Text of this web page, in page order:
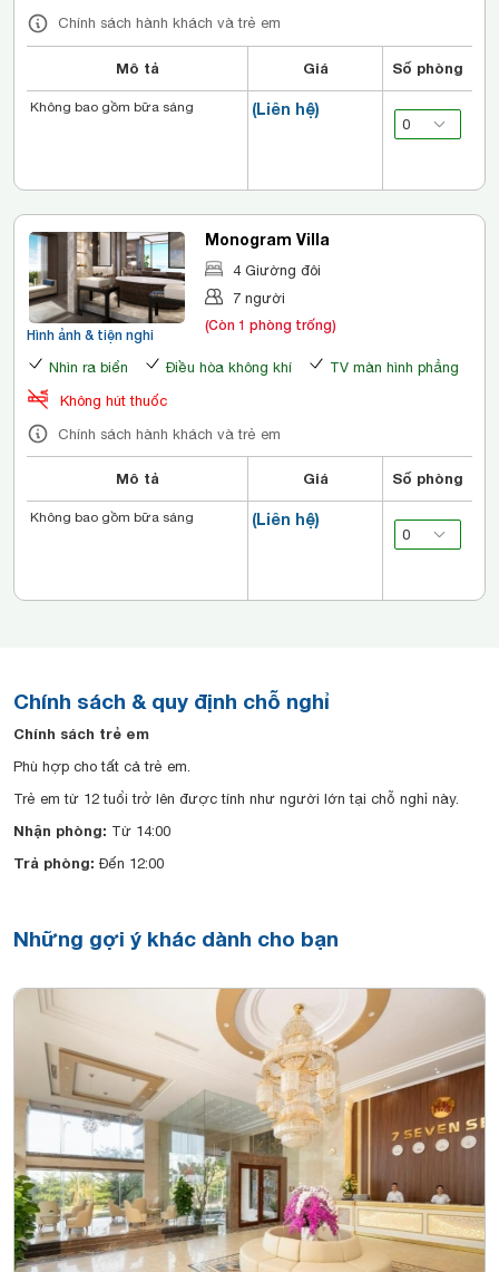
Chính sách hành khách và trẻ em
Mô tả Giá Số phòng
(Liên hệ)
Không bao gồm bữa sáng
Hình ảnh & tiện nghi
Monogram Villa
4 Giường đôi
7 người
(Còn 1 phòng trống)
Nhìn ra biển Điều hòa không khí
TV màn hình phẳng
Không hút thuốc
Chính sách hành khách và trẻ em
Mô tả Giá Số phòng
(Liên hệ)
Không bao gồm bữa sáng
Chính sách & quy định chỗ nghỉ
Chính sách trẻ em
Phù hợp cho tất cả trẻ em.
Trẻ em từ 12 tuổi trở lên được tính như người lớn tại chỗ nghỉ này.
Nhận phòng: Từ 14:00
Trả phòng: Đến 12:00
Những gợi ý khác dành cho bạn